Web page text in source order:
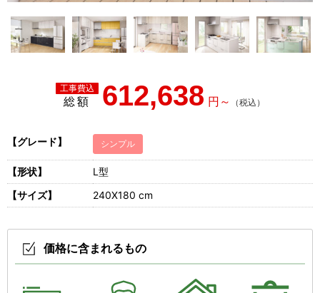
総額 612,638
【グレード】 シンプル
【形状】
L型
【サイズ】
240X180 cm
価格に含まれるもの